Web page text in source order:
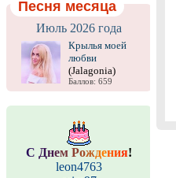
Песня месяца
Июль 2026 года
Крылья моей
любви
(Jalagonia)
Баллов: 659
С Днем Рождения!
leon4763